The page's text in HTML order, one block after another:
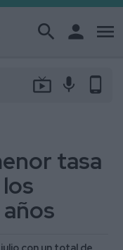
search person menu
live_tv mic phone_android
tasa